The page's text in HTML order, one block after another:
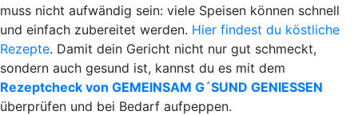
muss nicht aufwändig sein: viele Speisen können schnell
und einfach zubereitet werden. Hier findest du köstliche
Rezepte. Damit dein Gericht nicht nur gut schmeckt,
sondern auch gesund ist, kannst du es mit dem
Rezeptcheck von GEMEINSAM G´SUND GENIESSEN
überprüfen und bei Bedarf aufpeppen.